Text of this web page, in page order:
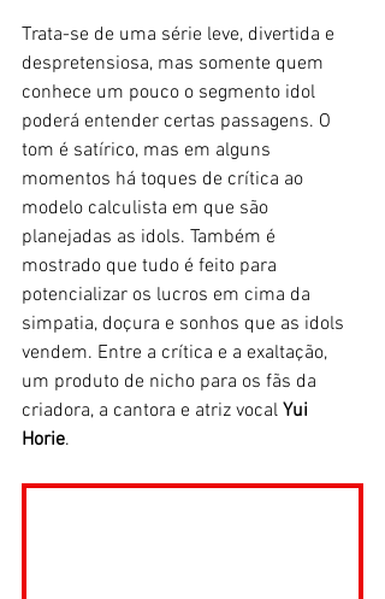
Trata-se de uma série leve, divertida e
despretensiosa, mas somente quem
conhece um pouco o segmento idol
poderá entender certas passagens. O
tom é satírico, mas em alguns
momentos há toques de crítica ao
modelo calculista em que são
planejadas as idols. Também é
mostrado que tudo é feito para
potencializar os lucros em cima da
simpatia, doçura e sonhos que as idols
vendem. Entre a crítica e a exaltação,
um produto de nicho para os fãs da
criadora, a cantora e atriz vocal Yui
Horie.